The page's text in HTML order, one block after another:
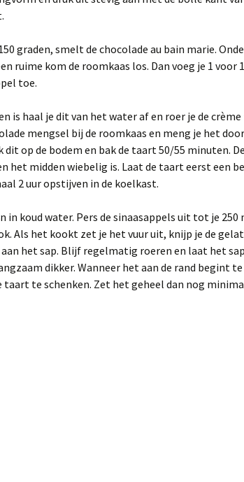
graden, smelt de chocolade au bain marie.
ruime kom de roomkaas los. Dan voeg je 1 voor
toe.
is haal je dit van het water af en roer je de crème
mengsel bij de roomkaas en meng je het
dit op de bodem en bak de taart 50/55 minuten.
het midden wiebelig is. Laat de taart eerst een
2 uur opstijven in de koelkast.
in koud water. Pers de sinaasappels uit tot je 250
Als het kookt zet je het vuur uit, knijp je de
het sap. Blijf regelmatig roeren en laat het
dikker. Wanneer het aan de rand begint te
taart te schenken. Zet het geheel dan nog